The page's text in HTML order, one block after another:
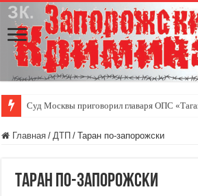
Суд Москвы приговорил главаря ОПС
Главная / ДТП / Таран по-запорожски
Таран по-запорожски